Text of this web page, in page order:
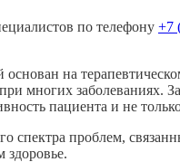
по телефону +7
основан на
многих
пациента и не
проблем,
здоровье.